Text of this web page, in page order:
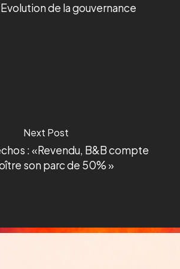
de la gouvernance
Next Post
: «Revendu, B&B compte
son parc de 50% »